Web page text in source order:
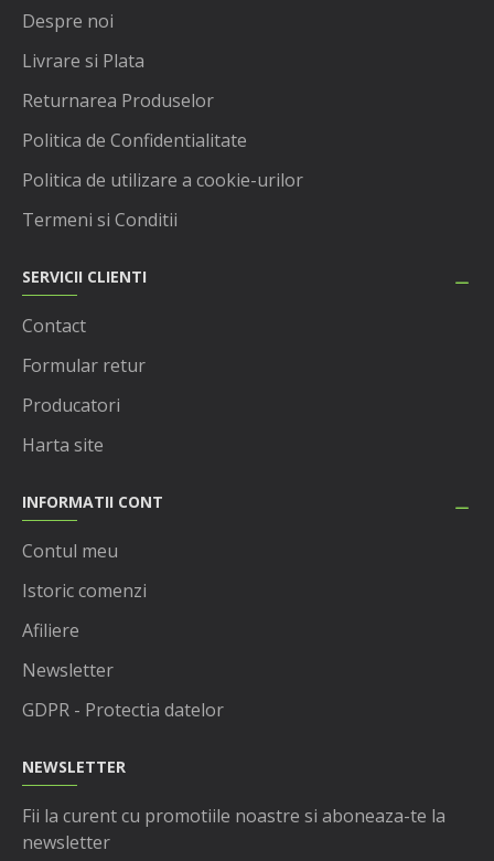
Despre noi
Livrare si Plata
Returnarea Produselor
Politica de Confidentialitate
Politica de utilizare a cookie-urilor
Termeni si Conditii
SERVICII CLIENTI
Contact
Formular retur
Producatori
Harta site
INFORMATII CONT
Contul meu
Istoric comenzi
Afiliere
Newsletter
GDPR - Protectia datelor
NEWSLETTER
Fii la curent cu promotiile noastre si aboneaza-te la
newsletter